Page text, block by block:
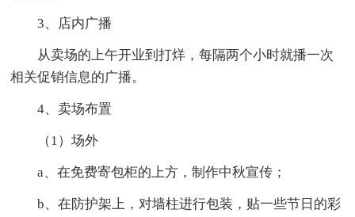
3、店内广播
从卖场的上午开业到打烊，每隔两个小时就播一次
相关促销信息的广播。
4、卖场布置
（1）场外
a、在免费寄包柜的上方，制作中秋宣传；
b、在防护架上，对墙柱进行包装，贴一些节日的彩